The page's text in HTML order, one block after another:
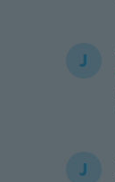
J
J